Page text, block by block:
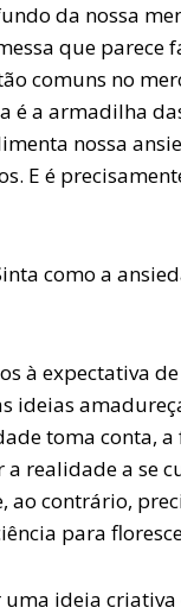
da nossa
que parece
comuns no
é a armadilha
nossa
E é
como a
à expectativa
ideias
toma conta,
realidade a se
contrário,
para
uma ideia